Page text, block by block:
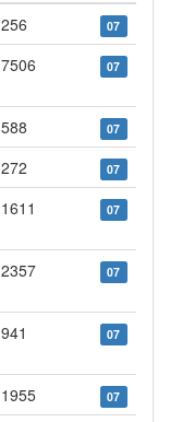
256 07
7506 07
588 07
272 07
1611 07
2357 07
941 07
1955 07